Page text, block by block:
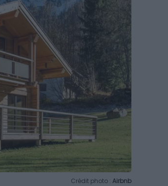
Crédit photo : Airbnb